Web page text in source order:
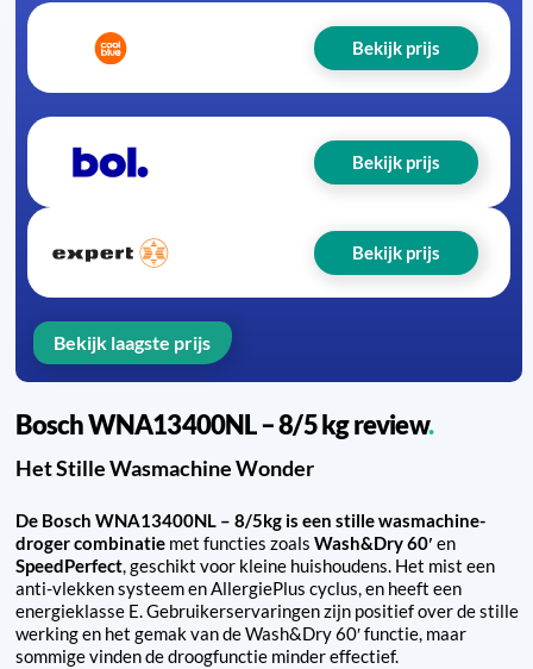
Bosch WNA13400NL – 8/5 kg review
Het Stille Wasmachine Wonder
De Bosch WNA13400NL – 8/5kg is een stille wasmachine-
droger combinatie met functies zoalsWash&Dry 60′ en
SpeedPerfect, geschikt voor kleine huishoudens. Het mist een
anti-vlekken systeem en AllergiePlus cyclus, en heeft een
energieklasse E. Gebruikerservaringen zijn positief over de stille
werking en het gemak van de Wash&Dry 60′ functie, maar
sommige vinden de droogfunctie minder effectief.
Bekijk prijs
Bekijk prijs
Bekijk prijs
Bekijk laagste prijs